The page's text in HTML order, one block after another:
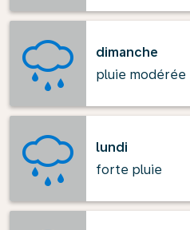
dimanche
pluie modérée
lundi
forte pluie